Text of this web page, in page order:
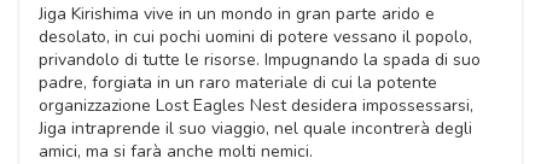
Jiga Kirishima vive in un mondo in gran parte arido e
desolato, in cui pochi uomini di potere vessano il popolo,
privandolo di tutte le risorse. Impugnando la spada di suo
padre, forgiata in un raro materiale di cui la potente
organizzazione Lost Eagles Nest desidera impossessarsi,
Jiga intraprende il suo viaggio, nel quale incontrerà degli
amici, ma si farà anche molti nemici.